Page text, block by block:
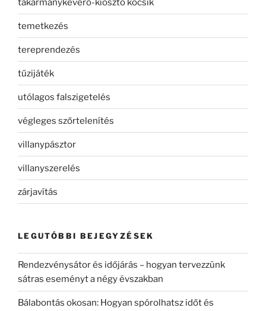
takarmánykeverő-kiosztó kocsik
temetkezés
tereprendezés
tűzijáték
utólagos falszigetelés
végleges szőrtelenítés
villanypásztor
villanyszerelés
zárjavítás
LEGUTÓBBI BEJEGYZÉSEK
Rendezvénysátor és időjárás – hogyan tervezzünk
sátras eseményt a négy évszakban
Bálabontás okosan: Hogyan spórolhatsz időt és